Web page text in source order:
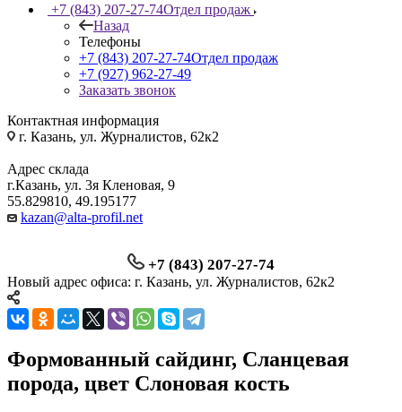
+7 (843) 207-27-74Отдел продаж
Назад
Телефоны
+7 (843) 207-27-74Отдел продаж
+7 (927) 962-27-49
Заказать звонок
Контактная информация
г. Казань, ул. Журналистов, 62к2
Адрес склада
г.Казань, ул. 3я Кленовая, 9
55.829810, 49.195177
kazan@alta-profil.net
+7 (843) 207-27-74
Новый адрес офиса: г. Казань, ул. Журналистов, 62к2
Формованный сайдинг, Сланцевая
порода, цвет Слоновая кость